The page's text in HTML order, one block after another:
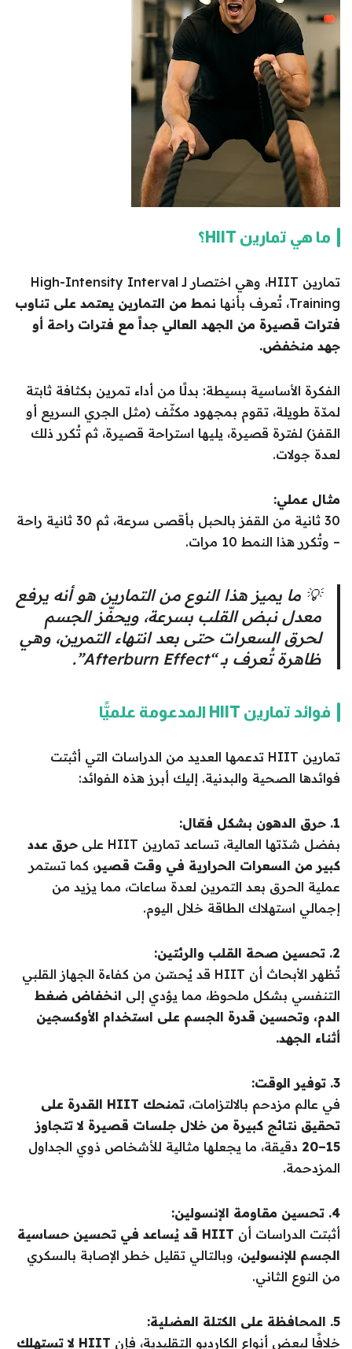
ما هي تمارين HIIT؟
تمارين HIIT، وهي اختصار لـ High-Intensity Interval
Training، تُعرف بأنها
نمط من التمارين يعتمد على تناوب
فترات قصيرة من الجهد العالي جداً مع فترات راحة أو
جهد منخفض.
الفكرة الأساسية بسيطة: بدلًا من أداء تمرين بكثافة ثابتة
لمدّة طويلة، تقوم بمجهود مكثّف (مثل الجري السريع أو
القفز) لفترة قصيرة، يليها استراحة قصيرة، ثم تُكرر ذلك
لعدة جولات.
مثال عملي:
30 ثانية من القفز بالحبل بأقصى سرعة، ثم 30 ثانية راحة
– وتُكرر هذا النمط 10 مرات.
💡 ما يميز هذا النوع من التمارين هو أنه يرفع
معدل نبض القلب بسرعة، ويحفّز الجسم
لحرق السعرات حتى بعد انتهاء التمرين، وهي
ظاهرة تُعرف بـ “Afterburn Effect”.
فوائد تمارين HIIT المدعومة علميًّا
تمارين HIIT تدعمها العديد من الدراسات التي أثبتت
فوائدها الصحية والبدنية. إليك أبرز هذه الفوائد:
1. حرق الدهون بشكل فعّال:
بفضل شدّتها العالية، تساعد تمارين HIIT على
حرق عدد
كبير من السعرات الحرارية في وقت قصير، كما تستمر
عملية الحرق بعد التمرين لعدة ساعات، مما يزيد من
إجمالي استهلاك الطاقة خلال اليوم.
2. تحسين صحة القلب والرئتين:
تُظهر الأبحاث أن HIIT قد يُحسّن من كفاءة الجهاز القلبي
التنفسي بشكل ملحوظ، مما يؤدي إلى انخفاض ضغط
الدم، وتحسين قدرة الجسم على استخدام الأوكسجين
أثناء الجهد.
3. توفير الوقت:
في عالم مزدحم بالالتزامات،
تمنحك HIIT القدرة على
تحقيق نتائج كبيرة من خلال جلسات قصيرة لا تتجاوز
15–20
دقيقة، ما يجعلها مثالية للأشخاص ذوي الجداول
المزدحمة.
4. تحسين مقاومة الإنسولين:
أثبتت الدراسات أن
HIIT قد يُساعد في تحسين حساسية
الجسم للإنسولين، وبالتالي تقليل خطر الإصابة بالسكري
من النوع الثاني.
5. المحافظة على الكتلة العضلية:
خلافًا لبعض أنواع الكارديو التقليدية، فإن
HIIT لا تستهلك